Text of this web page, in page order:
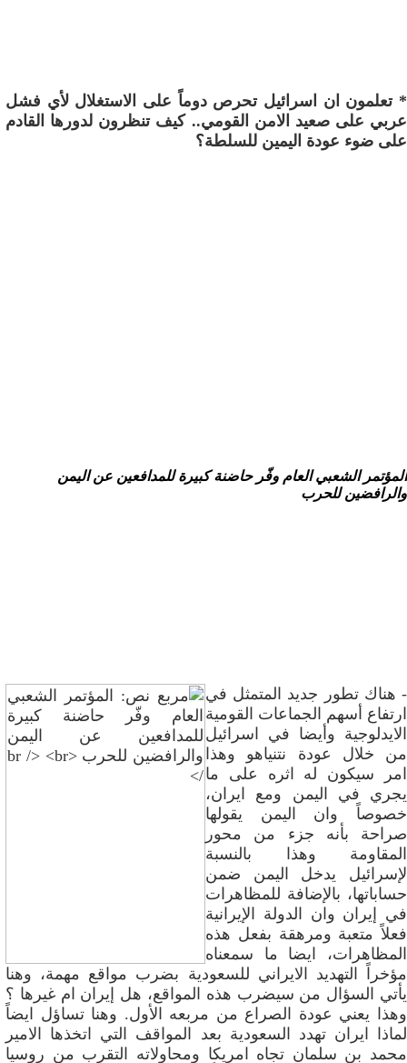
* تعلمون ان اسرائيل تحرص دوماً على الاستغلال لأي فشل
عربي على صعيد الامن القومي.. كيف تنظرون لدورها القادم
على ضوء عودة اليمين للسلطة؟
المؤتمر الشعبي العام وفّر حاضنة كبيرة للمدافعين عن اليمن
والرافضين للحرب
- هناك تطور جديد المتمثل في
ارتفاع أسهم الجماعات القومية
الايدلوجية وأيضا في اسرائيل
من خلال عودة نتنياهو وهذا
امر سيكون له اثره على ما
يجري في اليمن ومع ايران،
خصوصاً وان اليمن يقولها
صراحة بأنه جزء من محور
المقاومة وهذا بالنسبة
لإسرائيل يدخل اليمن ضمن
حساباتها، بالإضافة للمظاهرات
في إيران وان الدولة الإيرانية
فعلاً متعبة ومرهقة بفعل هذه
المظاهرات، ايضا ما سمعناه
مؤخراً التهديد الايراني للسعودية بضرب مواقع مهمة، وهنا
يأتي السؤال من سيضرب هذه المواقع، هل إيران ام غيرها ؟
وهذا يعني عودة الصراع من مربعه الأول. وهنا تساؤل ايضاً
لماذا ايران تهدد السعودية بعد المواقف التي اتخذها الامير
محمد بن سلمان تجاه امريكا ومحاولاته التقرب من روسيا